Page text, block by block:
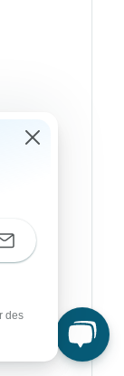
des